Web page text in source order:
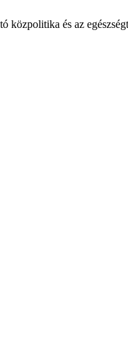
közpolitika és az